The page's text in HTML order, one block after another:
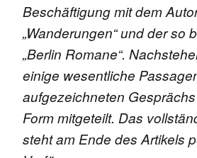
Beschäftigung mit dem
„Wanderungen“ und der so
„Berlin Romane“.
einige wesentliche
aufgezeichneten
Form mitgeteilt. Das
steht am Ende des Artikels